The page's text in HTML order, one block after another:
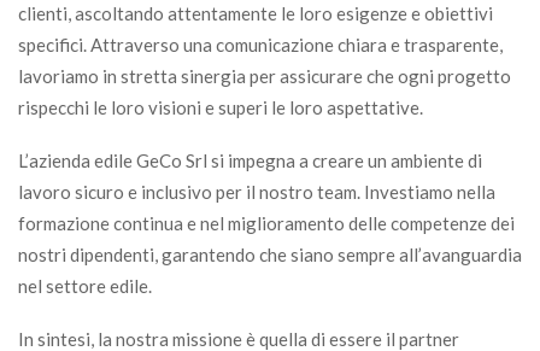
clienti, ascoltando attentamente le loro esigenze e obiettivi
specifici. Attraverso una comunicazione chiara e trasparente,
lavoriamo in stretta sinergia per assicurare che ogni progetto
rispecchi le loro visioni e superi le loro aspettative.
L’azienda edile GeCo Srl si impegna a creare un ambiente di
lavoro sicuro e inclusivo per il nostro team. Investiamo nella
formazione continua e nel miglioramento delle competenze dei
nostri dipendenti, garantendo che siano sempre all’avanguardia
nel settore edile.
In sintesi, la nostra missione è quella di essere il partner